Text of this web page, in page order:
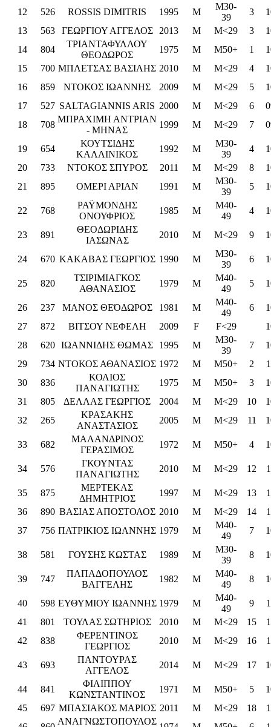
12 526 ROSSIS DIMITRIS 1995 M
M30-
39
3
13
563 ΓΕΩΡΓΙΟΥ ΑΓΓΕΛΟΣ 2013 M M<29 3
14
804
ΤΡΙΑΝΤΑΦΥΛΛΟΥ
ΘΕΟΔΩΡΟΣ
1975 M M50+ 1
15
700 ΜΠΛΕΤΣΑΣ ΒΑΣΙΛΗΣ 2010 M M<29 4
16
859 ΝΤΟΚΟΣ ΙΩΑΝΝΗΣ 2009 M M<29 5
17
527 SALTAGIANNIS ARIS 2000 M M<29 6
18
708
ΜΠΡΑΧΙΜΗ ΑΝΤΡΙΑΝ
- ΜΗΝΑΣ
1999 M M<29 7
19 654
ΚΟΥΤΣΙΔΗΣ
ΚΑΛΛΙΝΙΚΟΣ
1992 M
M30-
39
4
20
733 ΝΤΟΚΟΣ ΣΠΥΡΟΣ 2011 M M<29 8
21
895 ΟΜΕΡΙ ΑΡΙΑΝ 1991 M
M30-
39
5
22 768
ΡΑΫΜΟΝΔΗΣ
ΟΝΟΥΦΡΙΟΣ
1985 M
M40-
49
4
23 891
ΘΕΟΔΩΡΙΔΗΣ
ΙΑΣΩΝΑΣ
2010 M M<29 9
24 670 ΚΑΚΑΒΑΣ ΓΕΩΡΓΙΟΣ 1990 M
M30-
39
6
25 820
ΤΣΙΡΙΜΙΑΓΚΟΣ
ΑΘΑΝΑΣΙΟΣ
1979 M
M40-
49
5
26 237 ΜΑΝΟΣ ΘΕΌΔΩΡΟΣ 1981 M
M40-
49
6
27
872 ΒΙΤΣΟΥ ΝΕΦΕΛΗ 2009 F F<29
28
620 ΙΩΑΝΝΙΔΗΣ ΘΩΜΑΣ 1995 M
M30-
39
7
29
734 ΝΤΟΚΟΣ ΑΘΑΝΑΣΙΟΣ 1972 M M50+ 2
30
836
ΚΟΛΙΟΣ
ΠΑΝΑΓΙΩΤΗΣ
1975 M M50+ 3
31
805 ΔΕΛΛΑΣ ΓΕΩΡΓΙΟΣ 2004 M M<29 10
32
265
ΚΡΑΣΑΚΗΣ
ΑΝΑΣΤΑΣΙΟΣ
2005 M M<29 11
33 682
ΜΑΛΑΝΔΡΙΝΟΣ
ΓΕΡΑΣΙΜΟΣ
1972 M M50+ 4
34 576
ΓΚΟΥΝΤΑΣ
ΠΑΝΑΓΙΩΤΗΣ
2010 M M<29 12
35 875
ΜΕΡΤΕΚΑΣ
ΔΗΜΗΤΡΙΟΣ
1997 M M<29 13
36
890 ΒΑΣΙΑΣ ΑΠΟΣΤΟΛΟΣ 2010 M M<29 14
37
756 ΠΑΤΡΙΚΙΟΣ ΙΩΑΝΝΗΣ 1979 M
M40-
49
7
38 581 ΓΟΥΣΗΣ ΚΩΣΤΑΣ 1989 M
M30-
39
8
39 747
ΠΑΠΑΔΟΠΟΥΛΟΣ
ΒΑΓΓΕΛΗΣ
1982 M
M40-
49
8
40 598 ΕΥΘΥΜΙΟΥ ΙΩΑΝΝΗΣ 1979 M
M40-
49
9
41
801 ΤΟΥΛΑΣ ΣΩΤΗΡΙΟΣ 2010 M M<29 15
42
838
ΦΕΡΕΝΤΙΝΟΣ
ΓΕΩΡΓΙΟΣ
2010 M M<29 16
43 693
ΠΑΝΤΟΥΡΑΣ
ΑΓΓΕΛΟΣ
2014 M M<29 17
44 841
ΦΙΛΙΠΠΟΥ
ΚΩΝΣΤΑΝΤΙΝΟΣ
1971 M M50+ 5
45
697 ΜΠΑΣΙΑΚΟΣ ΜΑΡΙΟΣ 2011 M M<29 18
ΑΝΑΓΝΩΣΤΟΠΟΥΛΟΣ